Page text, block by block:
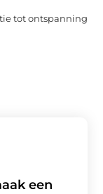
tot ontspanning
een